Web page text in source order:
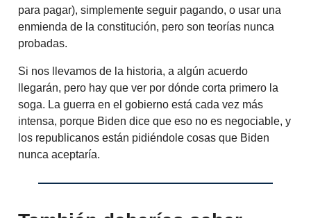
para pagar), simplemente seguir pagando, o usar una
enmienda de la constitución, pero son teorías nunca
probadas.
Si nos llevamos de la historia, a algún acuerdo
llegarán, pero hay que ver por dónde corta primero la
soga. La guerra en el gobierno está cada vez más
intensa, porque Biden dice que eso no es negociable, y
los republicanos están pidiéndole cosas que Biden
nunca aceptaría.